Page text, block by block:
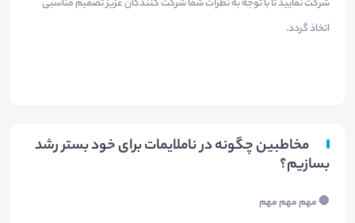
شرکت نمایید تا با توجه به نظرات شما شرکت کنندگان عزیز تصمیم مناسبی
اتخاذ گردد.
مخاطبین چگونه در ناملایمات برای خود بستر رشد
بسازیم؟
🛑 مهم مهم مهم